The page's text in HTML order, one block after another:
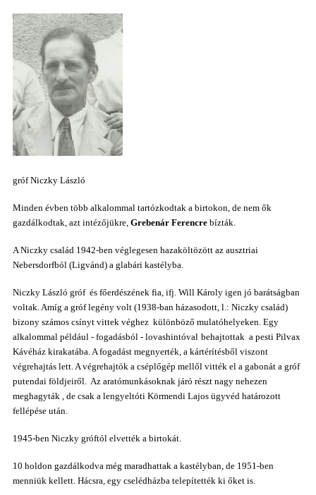
gróf Niczky László
Minden évben több alkalommal tartózkodtak a birtokon, de nem ők
gazdálkodtak, azt intézőjükre, Grebenár Ferencre bízták.
A Niczky család 1942-ben véglegesen hazaköltözött az ausztriai
Nebersdorfból (Ligvánd) a glabári kastélyba.
Niczky László gróf és főerdészének fia, ifj. Will Károly igen jó barátságban
voltak. Amíg a gróf legény volt (1938-ban házasodott, l.: Niczky család)
bizony számos csínyt vittek véghez különböző mulatóhelyeken. Egy
alkalommal például - fogadásból - lovashintóval behajtottak a pesti Pilvax
Kávéház kirakatába. A fogadást megnyerték, a kártérítésből viszont
végrehajtás lett. A végrehajtók a cséplőgép mellől vitték el a gabonát a gróf
putendai földjeiről. Az aratómunkásoknak járó részt nagy nehezen
meghagyták , de csak a lengyeltóti Körmendi Lajos ügyvéd határozott
fellépése után.
1945-ben Niczky gróftól elvették a birtokát.
10 holdon gazdálkodva még maradhattak a kastélyban, de 1951-ben
menniük kellett. Hácsra, egy cselédházba telepítették ki őket is.